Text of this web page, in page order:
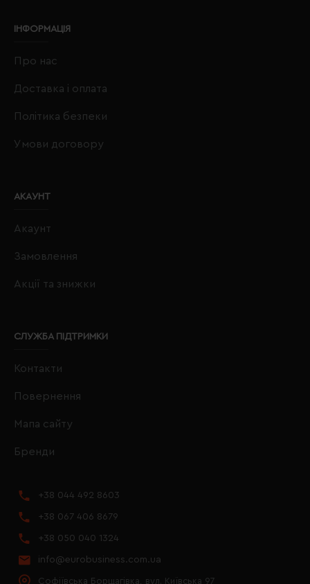
ІНФОРМАЦІЯ
Про нас
Доставка і оплата
Політика безпеки
Умови договору
АКАУНТ
Акаунт
Замовлення
Акції та знижки
СЛУЖБА ПІДТРИМКИ
Контакти
Повернення
Мапа сайту
Бренди
+38 044 492 8603
+38 067 406 8679
+38 050 040 1324
info@eurobusiness.com.ua
Софіївська Борщагівка, вул. Київська 97